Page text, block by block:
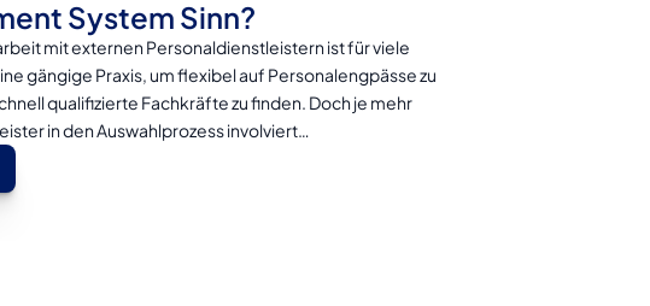
System Sinn?
mit externen Personaldienstleistern ist für viele
gängige Praxis, um flexibel auf Personalengpässe zu
qualifizierte Fachkräfte zu finden. Doch je mehr
in den Auswahlprozess involviert…